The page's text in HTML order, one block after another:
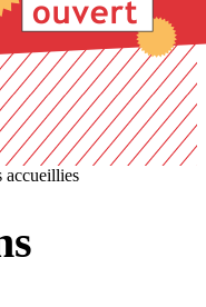
accueillies